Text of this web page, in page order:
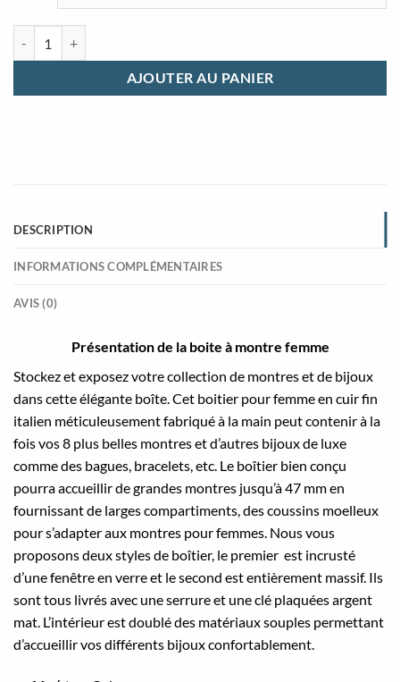
AJOUTER AU PANIER
DESCRIPTION
INFORMATIONS COMPLÉMENTAIRES
AVIS (0)
Présentation de la boite à montre femme
Stockez et exposez votre collection de montres et de bijoux
dans cette élégante boîte. Cet boitier pour femme en cuir fin
italien méticuleusement fabriqué à la main peut contenir à la
fois vos 8 plus belles montres et d’autres bijoux de luxe
comme des bagues, bracelets, etc. Le boîtier bien conçu
pourra accueillir de grandes montres jusqu’à 47 mm en
fournissant de larges compartiments, des coussins moelleux
pour s’adapter aux montres pour femmes. Nous vous
proposons deux styles de boîtier, le premier est incrusté
d’une fenêtre en verre et le second est entièrement massif. Ils
sont tous livrés avec une serrure et une clé plaquées argent
mat. L’intérieur est doublé des matériaux souples permettant
d’accueillir vos différents bijoux confortablement.